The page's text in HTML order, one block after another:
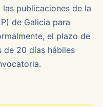
publicaciones de la
de Galicia para
el plazo de
de 20 días hábiles